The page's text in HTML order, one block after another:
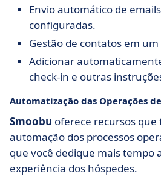
Envio automático de
configuradas.
Gestão de contatos em
Adicionar
check-in e outras
Automatização das Operações
Smoobu oferece recursos que
automação dos processos
que você dedique mais tempo
experiência dos hóspedes.